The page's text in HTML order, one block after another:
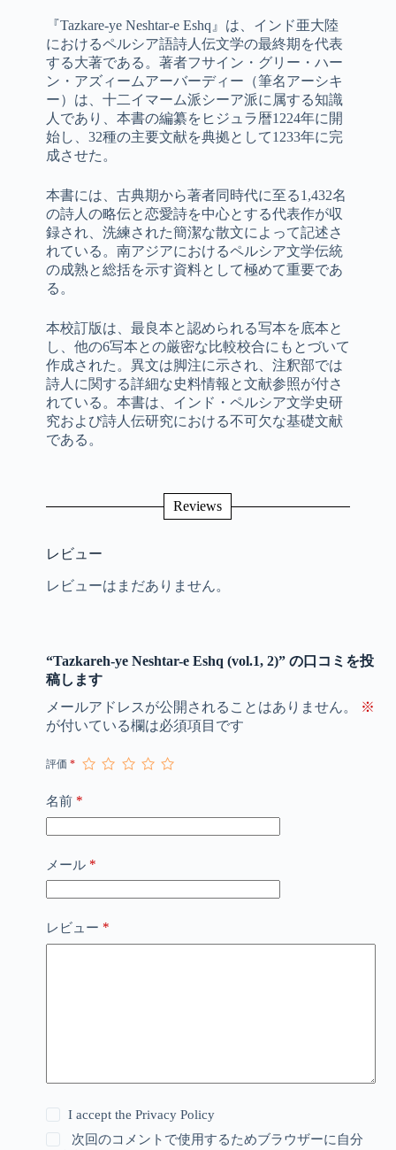
『Tazkare-ye Neshtar-e Eshq』は、インド亜大陸
におけるペルシア語詩人伝文学の最終期を代表
する大著である。著者フサイン・グリー・ハー
ン・アズィームアーバーディー（筆名アーシキ
ー）は、十二イマーム派シーア派に属する知識
人であり、本書の編纂をヒジュラ暦1224年に開
始し、32種の主要文献を典拠として1233年に完
成させた。
本書には、古典期から著者同時代に至る1,432名
の詩人の略伝と恋愛詩を中心とする代表作が収
録され、洗練された簡潔な散文によって記述さ
れている。南アジアにおけるペルシア文学伝統
の成熟と総括を示す資料として極めて重要であ
る。
本校訂版は、最良本と認められる写本を底本と
し、他の6写本との厳密な比較校合にもとづいて
作成された。異文は脚注に示され、注釈部では
詩人に関する詳細な史料情報と文献参照が付さ
れている。本書は、インド・ペルシア文学史研
究および詩人伝研究における不可欠な基礎文献
である。
Reviews
レビュー
レビューはまだありません。
“Tazkareh-ye Neshtar-e Eshq (vol.1, 2)” の口コミを投
稿します
メールアドレスが公開されることはありません。
※
が付いている欄は必須項目です
評価 *
名前*
メール*
レビュー *
I accept thePrivacy Policy
次回のコメントで使用するためブラウザーに自分